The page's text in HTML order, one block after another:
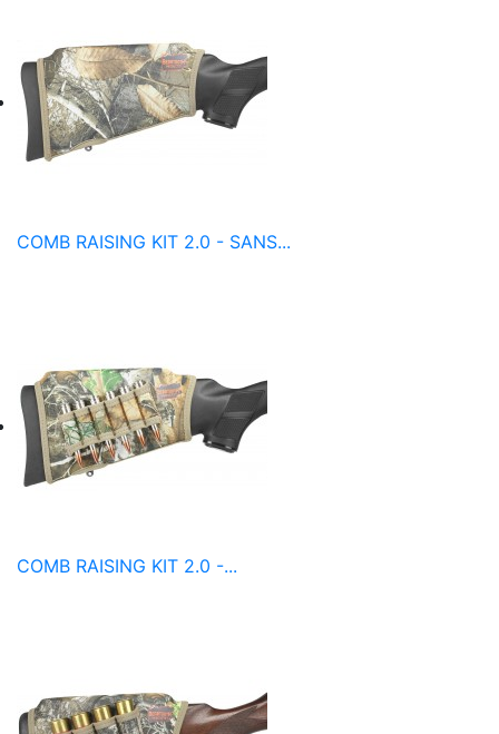
COMB RAISING KIT 2.0 - SANS...
COMB RAISING KIT 2.0 -...